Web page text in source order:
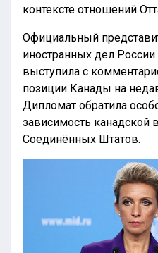
контексте отношений
Официальный
иностранных дел
выступила с
позиции Канады на
Дипломат обратила
зависимость канадской
Соединённых Штатов.